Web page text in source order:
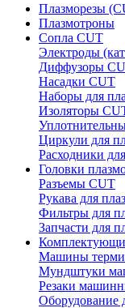
Плазморезы
Плазмотроны
Сопла CUT
Электроды
Диффузоры
Насадки CUT
Наборы для
Изоляторы
Циркули для
Расходники
Головки
Разъемы CUT
Рукава для
Фильтры для
Запчасти для
Машины
Мундштуки
Резаки
Оборудование